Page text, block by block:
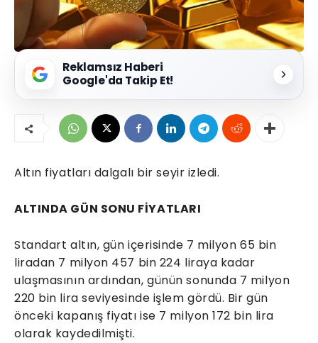
Reklamsız Haberi
Google'da Takip Et!
Altın fiyatları dalgalı bir seyir izledi.
ALTINDA GÜN SONU FİYATLARI
Standart altın, gün içerisinde 7 milyon 65 bin
liradan 7 milyon 457 bin 224 liraya kadar
ulaşmasının ardından, günün sonunda 7 milyon
220 bin lira seviyesinde işlem gördü. Bir gün
önceki kapanış fiyatı ise 7 milyon 172 bin lira
olarak kaydedilmişti.